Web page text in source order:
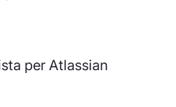
per Atlassian